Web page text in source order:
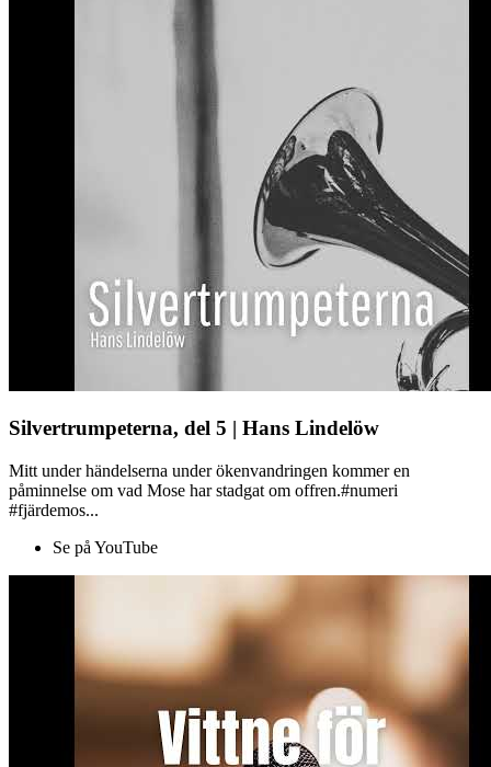
Silvertrumpeterna, del 5 | Hans Lindelöw
Mitt under händelserna under ökenvandringen kommer en
påminnelse om vad Mose har stadgat om offren.#numeri
#fjärdemos...
Se på YouTube